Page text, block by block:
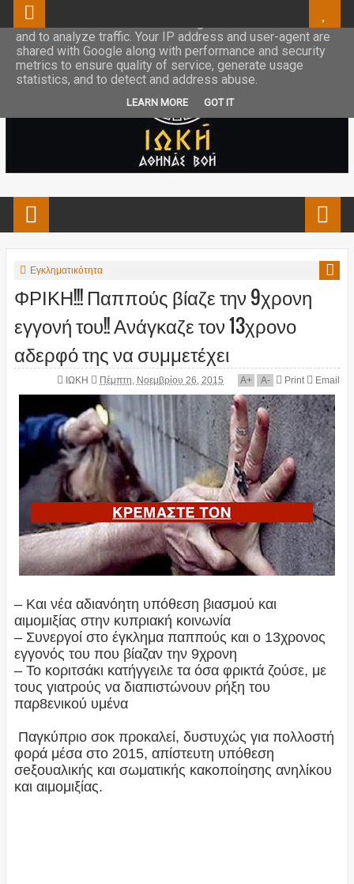
Εγκληματικότητα
ΦΡΙΚΗ!!! Παππούς βίαζε την 9χρονη
εγγονή του!! Ανάγκαζε τον 13χρονο
αδερφό της να συμμετέχει
ΙΩΚΗ Πέμπτη, Νοεμβρίου 26, 2015 A+ A- Print Email
– Και νέα αδιανόητη υπόθεση βιασμού και
αιμομιξίας στην κυπριακή κοινωνία
– Συνεργοί στο έγκλημα παππούς και ο 13χρονος
εγγονός του που βίαζαν την 9χρονη
– Το κοριτσάκι κατήγγειλε τα όσα φρικτά ζούσε, με
τους γιατρούς να διαπιστώνουν ρήξη του
παρ8ενικού υμένα
Παγκύπριο σοκ προκαλεί, δυστυχώς για πολλοστή
φορά μέσα στο 2015, απίστευτη υπόθεση
σeξουαλικής και σωματικής κακοποίησης ανηλίκου
και αιμομιξίας.
This site uses cookies from Google to deliver its services
and to analyze traffic. Your IP address and user-agent are
shared with Google along with performance and security
metrics to ensure quality of service, generate usage
statistics, and to detect and address abuse.
LEARN MORE GOT IT